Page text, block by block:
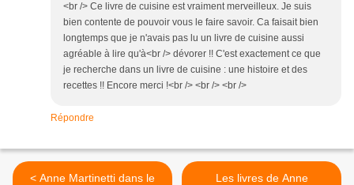
<br /> Ce livre de cuisine est vraiment merveilleux. Je suis
bien contente de pouvoir vous le faire savoir. Ca faisait bien
longtemps que je n'avais pas lu un livre de cuisine aussi
agréable à lire qu'à<br /> dévorer !! C'est exactement ce que
je recherche dans un livre de cuisine : une histoire et des
recettes !! Encore merci !<br /> <br /> <br />
Répondre
< Anne Martinetti dans le
Les livres de Anne